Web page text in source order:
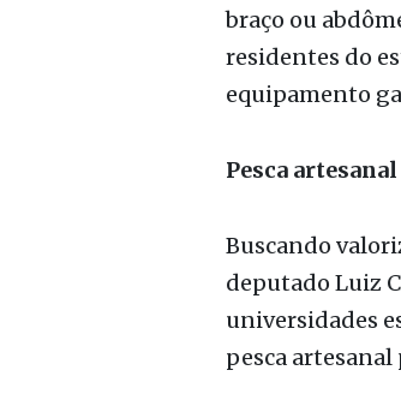
O
funciona por
braço ou
equipamento
Pesca artesanal
Buscando
deputado Luiz